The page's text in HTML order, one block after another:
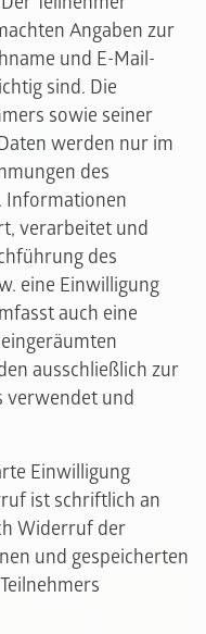
Angaben zur
und E-Mail-
sind. Die
sowie seiner
werden nur im
des
Informationen
verarbeitet und
des
eine Einwilligung
auch eine
ausschließlich zur
verwendet und
Einwilligung
ist schriftlich an
Widerruf der
und gespeicherten